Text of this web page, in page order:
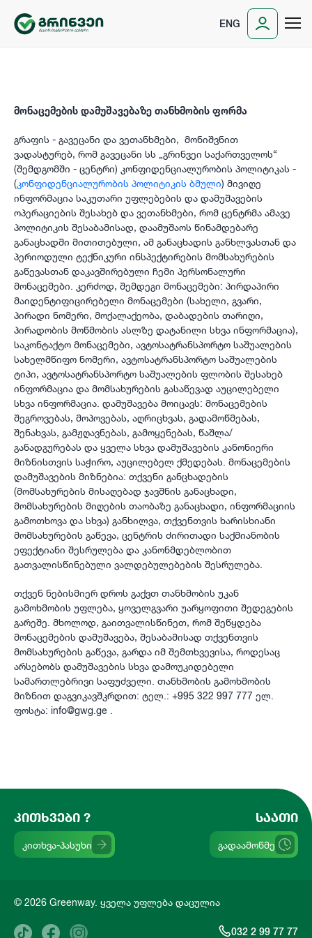
ENG
მონაცემების დამუშავებაზე თანხმობის ფორმა
გრაფის - გავეცანი და ვეთანხმები, მონიშვნით
ვადასტურებ, რომ გავეცანი სს „გრინვეი საქართველოს“
(შემდგომში - ცენტრი) კონფიდენციალურობის პოლიტიკას -
(კონფიდენციალურობის პოლიტიკის ბმული) მივიღე
ინფორმაცია საკუთარი უფლებების და დამუშავების
ოპერაციების შესახებ და ვეთანხმები, რომ ცენტრმა ამავე
პოლიტიკის შესაბამისად, დაამუშაოს წინამდებარე
განაცხადში მითითებული, ამ განაცხადის განხლვასთან და
პერიოდული ტექნიკური ინსპექტირების მომსახურების
გაწევასთან დაკავშირებული ჩემი პერსონალური
მონაცემები. კერძოდ, შემდეგი მონაცემები: პირდაპირი
მაიდენტიფიცირებელი მონაცემები (სახელი, გვარი,
პირადი ნომერი, მოქალაქეობა, დაბადების თარიღი,
პირადობის მოწმობის ასლზე დატანილი სხვა ინფორმაცია),
საკონტაქტო მონაცემები, ავტოსატრანსპორტო საშუალების
სახელმწიფო ნომერი, ავტოსატრანსპორტო საშუალების
ტიპი, ავტოსატრანსპორტო საშუალების ფლობის შესახებ
ინფორმაცია და მომსახურების გასაწევად აუცილებელი
სხვა ინფორმაცია. დამუშავება მოიცავს: მონაცემების
შეგროვებას, მოპოვებას, აღრიცხვას, გადამოწმებას,
შენახვას, გამჟღავნებას, გამოყენებას, წაშლა/
განადგურებას და ყველა სხვა დამუშავების კანონიერი
მიზნისთვის საჭირო, აუცილებელ ქმედებას. მონაცემების
დამუშავების მიზნებია: თქვენი განცხადების
(მომსახურების მისაღებად ჯავშნის განაცხადი,
მომსახურების მიღების თაობაზე განაცხადი, ინფორმაციის
გამოთხოვა და სხვა) განხილვა, თქვენთვის ხარისხიანი
მომსახურების გაწევა, ცენტრის ძირითადი საქმიანობის
ეფექტიანი შესრულება და კანონმდებლობით
გათვალისწინებული ვალდებულებების შესრულება.
თქვენ ნებისმიერ დროს გაქვთ თანხმობის უკან
გამოხმობის უფლება, ყოველგვარი უარყოფითი შედეგების
გარეშე. მხოლოდ, გაითვალისწინეთ, რომ შეწყდება
მონაცემების დამუშავება, შესაბამისად თქვენთვის
მომსახურების გაწევა, გარდა იმ შემთხვევისა, როდესაც
არსებობს დამუშავების სხვა დამოუკიდებელი
სამართლებრივი საფუძველი. თანხმობის გამოხმობის
მიზნით დაგვიკავშკრდით: ტელ.: +995 322 997 777 ელ.
ფოსტა: info@gwg.ge .
ᲙᲘᲗᲮᲕᲔᲑᲘ ?
კითხვა-პასუხი
ᲡᲐᲐᲗᲘ
გადაამოწმე
© 2026 Greenway. ყველა უფლება დაცულია
032 2 99 77 77